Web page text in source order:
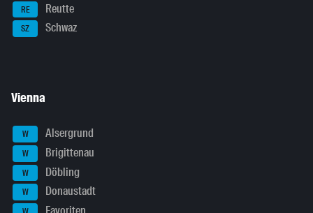
RE Reutte
SZ Schwaz
Vienna
W Alsergrund
W Brigittenau
W Döbling
W Donaustadt